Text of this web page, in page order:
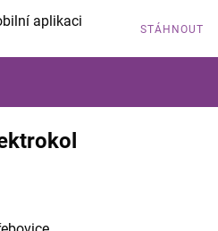
aplikaci STÁHNOUT